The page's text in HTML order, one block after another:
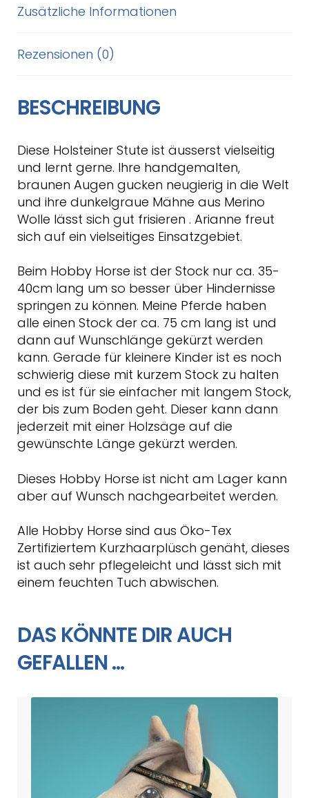
Zusätzliche Informationen
Rezensionen (0)
BESCHREIBUNG
Diese Holsteiner Stute ist äusserst vielseitig
und lernt gerne. Ihre handgemalten,
braunen Augen gucken neugierig in die Welt
und ihre dunkelgraue Mähne aus Merino
Wolle lässt sich gut frisieren . Arianne freut
sich auf ein vielseitiges Einsatzgebiet.
Beim Hobby Horse ist der Stock nur ca. 35-
40cm lang um so besser über Hindernisse
springen zu können. Meine Pferde haben
alle einen Stock der ca. 75 cm lang ist und
dann auf Wunschlänge gekürzt werden
kann. Gerade für kleinere Kinder ist es noch
schwierig diese mit kurzem Stock zu halten
und es ist für sie einfacher mit langem Stock,
der bis zum Boden geht. Dieser kann dann
jederzeit mit einer Holzsäge auf die
gewünschte Länge gekürzt werden.
Dieses Hobby Horse ist nicht am Lager kann
aber auf Wunsch nachgearbeitet werden.
Alle Hobby Horse sind aus Öko-Tex
Zertifiziertem Kurzhaarplüsch genäht, dieses
ist auch sehr pflegeleicht und lässt sich mit
einem feuchten Tuch abwischen.
DAS KÖNNTE DIR AUCH
GEFALLEN …